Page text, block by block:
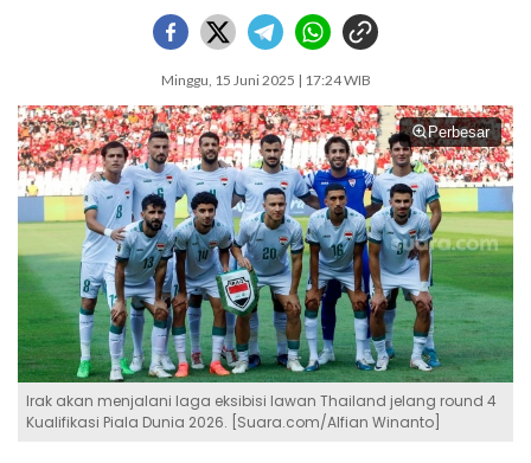
Minggu, 15 Juni 2025 | 17:24 WIB
Perbesar
Irak akan menjalani laga eksibisi lawan Thailand jelang round 4
Kualifikasi Piala Dunia 2026. [Suara.com/Alfian Winanto]